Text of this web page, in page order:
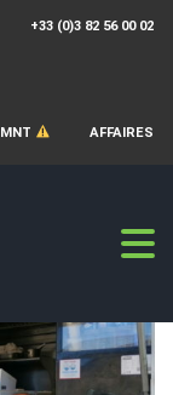
+33 (0)3 82 56 00 02
AFFAIRES